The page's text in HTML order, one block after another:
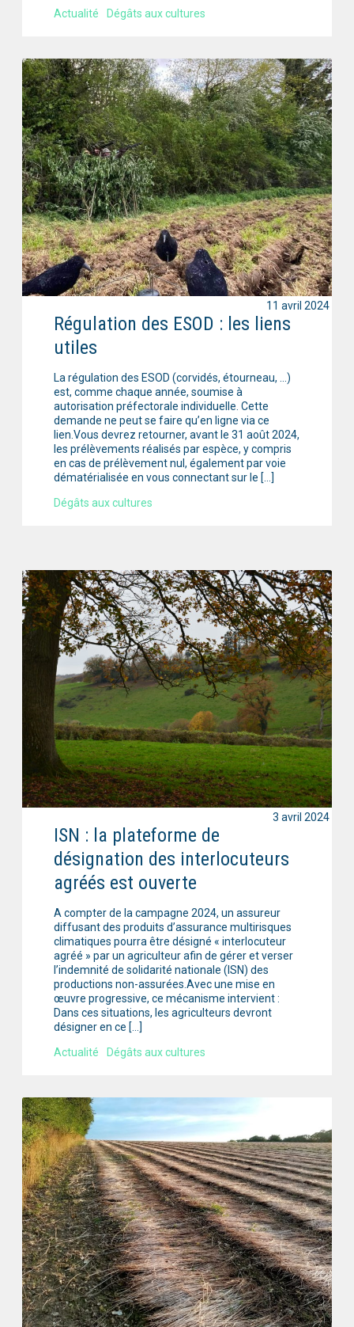
Actualité Dégâts aux cultures
Régulation des ESOD : les liens
utiles
La régulation des ESOD (corvidés, étourneau, …)
est, comme chaque année, soumise à
autorisation préfectorale individuelle. Cette
demande ne peut se faire qu’en ligne via ce
lien.Vous devrez retourner, avant le 31 août 2024,
les prélèvements réalisés par espèce, y compris
en cas de prélèvement nul, également par voie
dématérialisée en vous connectant sur le […]
Dégâts aux cultures
11 avril 2024
ISN : la plateforme de
désignation des interlocuteurs
agréés est ouverte
A compter de la campagne 2024, un assureur
diffusant des produits d’assurance multirisques
climatiques pourra être désigné « interlocuteur
agréé » par un agriculteur afin de gérer et verser
l’indemnité de solidarité nationale (ISN) des
productions non-assurées.Avec une mise en
œuvre progressive, ce mécanisme intervient :
Dans ces situations, les agriculteurs devront
désigner en ce […]
Actualité
Dégâts aux cultures
3 avril 2024